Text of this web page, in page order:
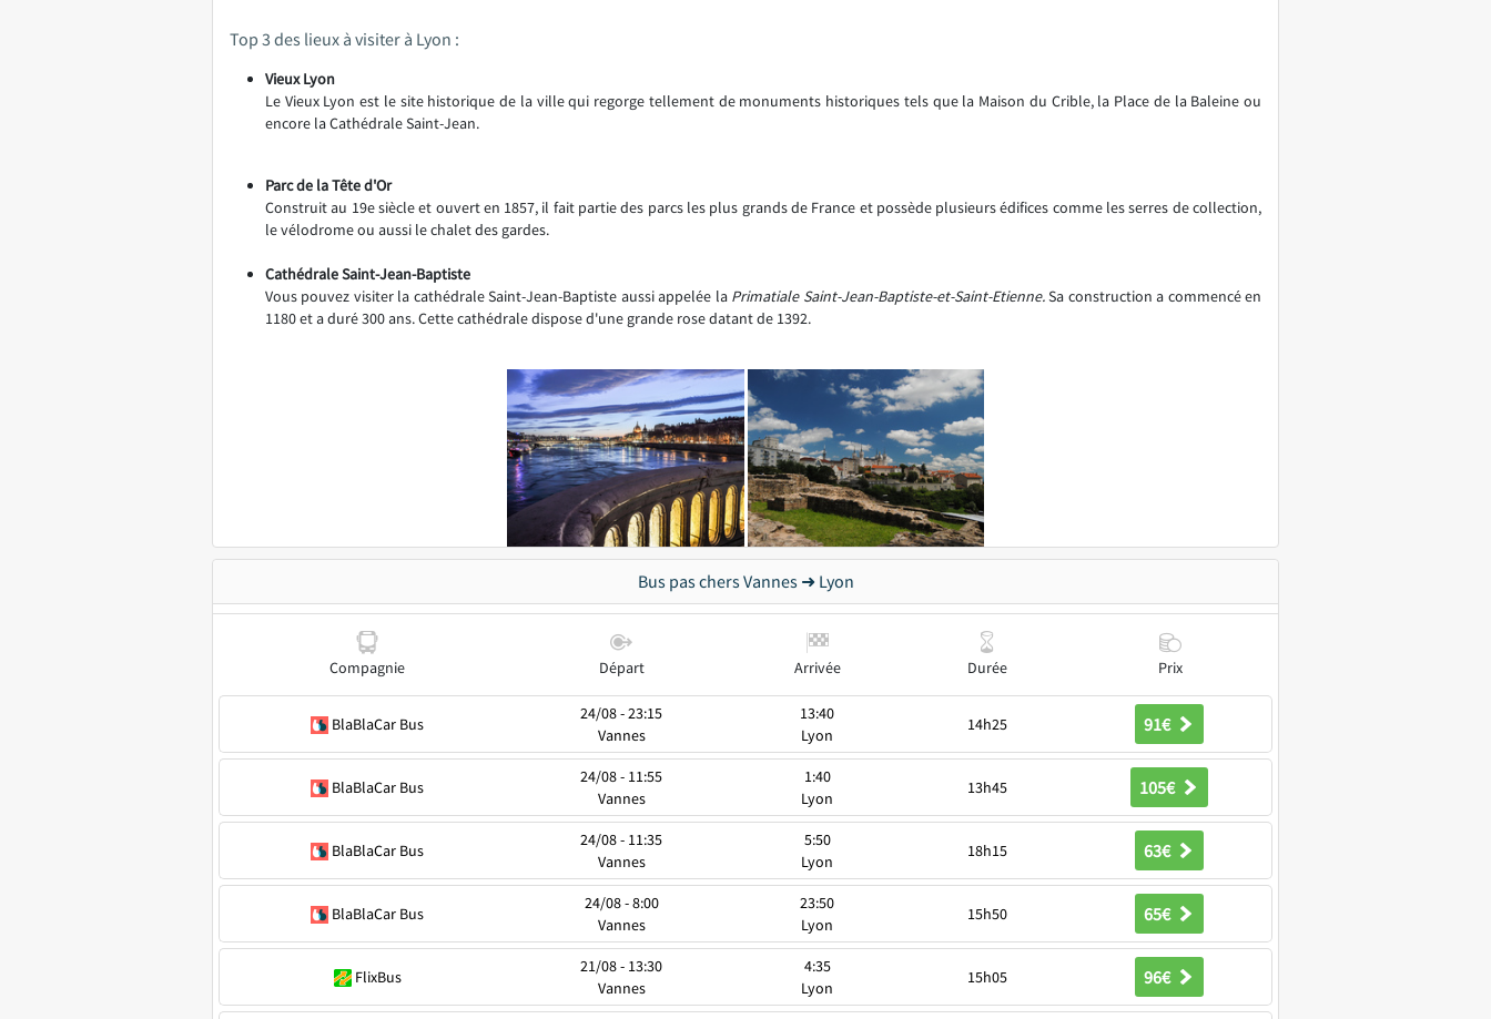
Top 3 des lieux à visiter à Lyon :
Vieux Lyon
Le Vieux Lyon est le site historique de la ville qui regorge tellement de monuments historiques tels que la Maison du Crible, la Place de la Baleine ou
encore la Cathédrale Saint-Jean.
Parc de la Tête d'Or
Construit au 19e siècle et ouvert en 1857, il fait partie des parcs les plus grands de France et possède plusieurs édifices comme les serres de collection,
le vélodrome ou aussi le chalet des gardes.
Cathédrale Saint-Jean-Baptiste
Vous pouvez visiter la cathédrale Saint-Jean-Baptiste aussi appelée la Primatiale Saint-Jean-Baptiste-et-Saint-Etienne.Sa construction a commencé en
1180 et a duré 300 ans. Cette cathédrale dispose d'une grande rose datant de 1392.
Bus pas chers Vannes ➜ Lyon
Compagnie Départ Arrivée Durée Prix
BlaBlaCar Bus
24/08 - 23:15
Vannes
13:40
Lyon
14h25 91€
BlaBlaCar Bus
24/08 - 11:55
Vannes
1:40
Lyon
13h45 105€
BlaBlaCar Bus
24/08 - 11:35
Vannes
5:50
Lyon
18h15 63€
BlaBlaCar Bus
24/08 - 8:00
Vannes
23:50
Lyon
15h50 65€
FlixBus
21/08 - 13:30
Vannes
4:35
Lyon
15h05 96€